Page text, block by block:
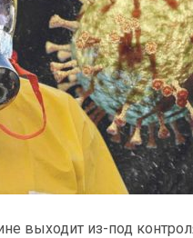
выходит из-под